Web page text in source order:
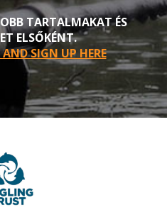
TARTALMAKAT ÉS
ELSŐKÉNT.
SIGN UP HERE